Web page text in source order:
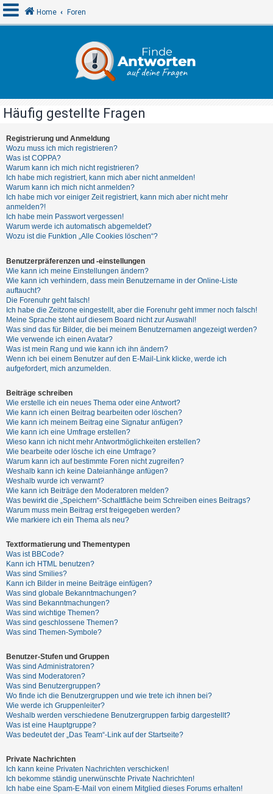
e
d
e
n
R
e
g
s
t
r
i
e
r
e
n
U
n
b
e
a
n
t
w
o
r
t
e
t
e
T
h
m
e
n
A
k
t
i
v
Home Foren
Häufig gestellte Fragen
Registrierung und Anmeldung
Wozu muss ich mich registrieren?
Was ist COPPA?
Warum kann ich mich nicht registrieren?
Ich habe mich registriert, kann mich aber nicht anmelden!
Warum kann ich mich nicht anmelden?
Ich habe mich vor einiger Zeit registriert, kann mich aber nicht mehr
anmelden?!
Ich habe mein Passwort vergessen!
Warum werde ich automatisch abgemeldet?
Wozu ist die Funktion „Alle Cookies löschen“?
Benutzerpräferenzen und -einstellungen
Wie kann ich meine Einstellungen ändern?
Wie kann ich verhindern, dass mein Benutzername in der Online-Liste
auftaucht?
Die Forenuhr geht falsch!
Ich habe die Zeitzone eingestellt, aber die Forenuhr geht immer noch falsch!
Meine Sprache steht auf diesem Board nicht zur Auswahl!
Was sind das für Bilder, die bei meinem Benutzernamen angezeigt werden?
Wie verwende ich einen Avatar?
Was ist mein Rang und wie kann ich ihn ändern?
Wenn ich bei einem Benutzer auf den E-Mail-Link klicke, werde ich
aufgefordert, mich anzumelden.
Beiträge schreiben
Wie erstelle ich ein neues Thema oder eine Antwort?
Wie kann ich einen Beitrag bearbeiten oder löschen?
Wie kann ich meinem Beitrag eine Signatur anfügen?
Wie kann ich eine Umfrage erstellen?
Wieso kann ich nicht mehr Antwortmöglichkeiten erstellen?
Wie bearbeite oder lösche ich eine Umfrage?
Warum kann ich auf bestimmte Foren nicht zugreifen?
Weshalb kann ich keine Dateianhänge anfügen?
Weshalb wurde ich verwarnt?
Wie kann ich Beiträge den Moderatoren melden?
Was bewirkt die „Speichern“-Schaltfläche beim Schreiben eines Beitrags?
Warum muss mein Beitrag erst freigegeben werden?
Wie markiere ich ein Thema als neu?
Textformatierung und Thementypen
Was ist BBCode?
Kann ich HTML benutzen?
Was sind Smilies?
Kann ich Bilder in meine Beiträge einfügen?
Was sind globale Bekanntmachungen?
Was sind Bekanntmachungen?
Was sind wichtige Themen?
Was sind geschlossene Themen?
Was sind Themen-Symbole?
Benutzer-Stufen und Gruppen
Was sind Administratoren?
Was sind Moderatoren?
Was sind Benutzergruppen?
Wo finde ich die Benutzergruppen und wie trete ich ihnen bei?
Wie werde ich Gruppenleiter?
Weshalb werden verschiedene Benutzergruppen farbig dargestellt?
Was ist eine Hauptgruppe?
Was bedeutet der „Das Team“-Link auf der Startseite?
Private Nachrichten
Ich kann keine Privaten Nachrichten verschicken!
Ich bekomme ständig unerwünschte Private Nachrichten!
Ich habe eine Spam-E-Mail von einem Mitglied dieses Forums erhalten!